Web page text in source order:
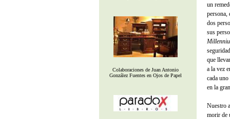
Colaboraciones de Juan Antonio
González Fuentes en Ojos de Papel
un
persona,
dos
sus
que
a la vez
cada
en la
Nuestro
morir de